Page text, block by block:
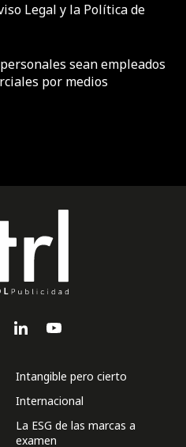
Legal y la Política de
sean empleados
por medios
Intangible pero cierto
Internacional
La ESG de las marcas a
examen